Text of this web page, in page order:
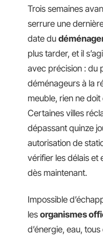
Trois semaines
serrure une
date du
plus tarder, et il
avec précision : du
déménageurs à la
meuble, rien ne
Certaines villes
dépassant quinze
autorisation de
vérifier les délais et
dès maintenant.
Impossible
les organismes
d’énergie, eau,